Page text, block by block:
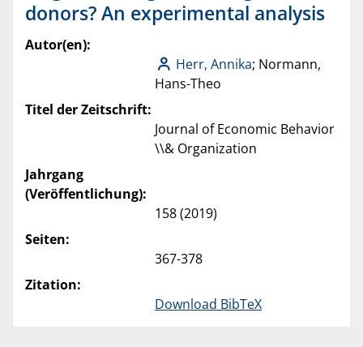
donors? An experimental analysis
Autor(en):
Herr, Annika; Normann,
Hans-Theo
Titel der Zeitschrift:
Journal of Economic Behavior
\\& Organization
Jahrgang
(Veröffentlichung):
158 (2019)
Seiten:
367-378
Zitation:
Download BibTeX